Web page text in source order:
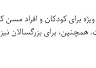
برای کودکان و افراد
برای بزرگسالان